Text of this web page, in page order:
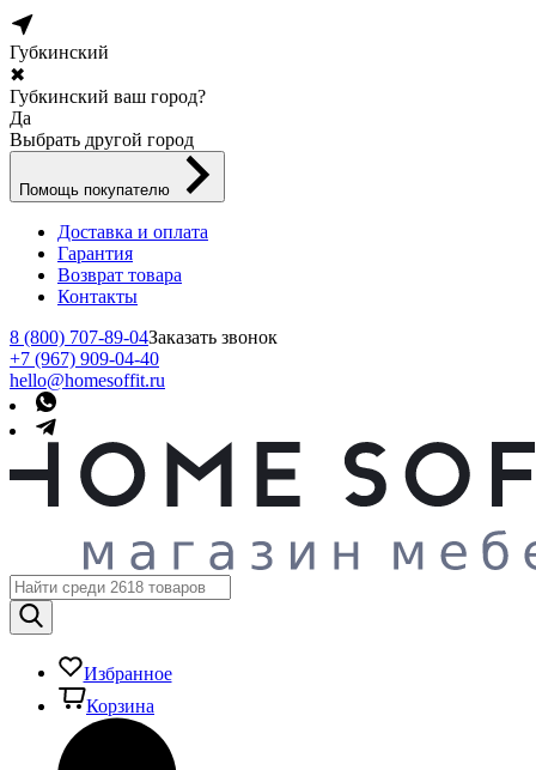
Губкинский
✖
Губкинский ваш город?
Да
Выбрать другой город
Помощь покупателю
Доставка и оплата
Гарантия
Возврат товара
Контакты
8 (800) 707-89-04Заказать звонок
+7 (967) 909-04-40
hello@homesoffit.ru
Избранное
Корзина